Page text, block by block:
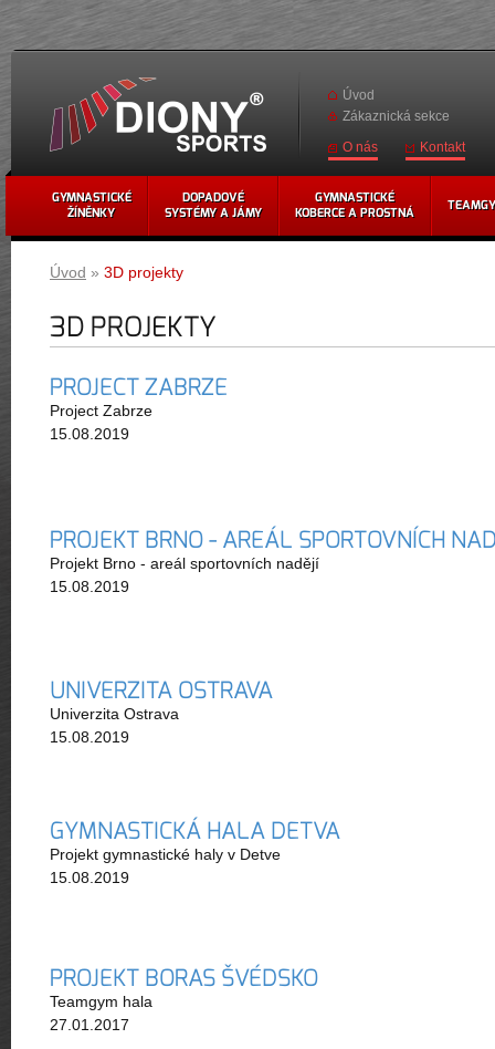
GYMNASTICKÉ
ŽÍNĚNKY
DOPADOVÉ
SYSTÉMY A JÁMY
GYMNASTICKÉ
KOBERCE A PROSTNÁ
Úvod
Zákaznická sekce
O nás Kontakt
Úvod » 3D projekty
3D PROJEKTY
PROJECT ZABRZE
Project Zabrze
15.08.2019
PROJEKT BRNO - AREÁL SPORTOVNÍCH
Projekt Brno - areál sportovních nadějí
15.08.2019
UNIVERZITA OSTRAVA
Univerzita Ostrava
15.08.2019
GYMNASTICKÁ HALA DETVA
Projekt gymnastické haly v Detve
15.08.2019
PROJEKT BORAS ŠVÉDSKO
Teamgym hala
27.01.2017